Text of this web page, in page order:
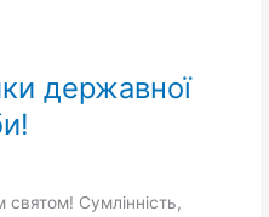
державної
святом! Сумлінність,